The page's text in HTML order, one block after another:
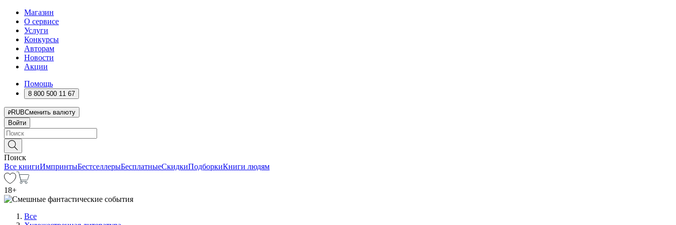
Магазин
О сервисе
Услуги
Конкурсы
Авторам
Новости
Акции
Помощь
8 800 500 11 67
RUBСменить валюту
Войти
Поиск
Все книгиИмпринтыБестселлерыБесплатныеСкидкиПодборкиКниги людям
18+
Все